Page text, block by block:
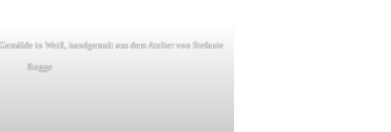
in Weiß, handgemalt aus dem Atelier von Stefanie
Rogge